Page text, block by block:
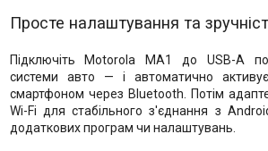
Просте налаштування та
Підключіть Motorola MA1 до USB-A
системи авто — і автоматично
смартфоном через Bluetooth. Потім
Wi-Fi для стабільного з'єднання з
додаткових програм чи налаштувань.